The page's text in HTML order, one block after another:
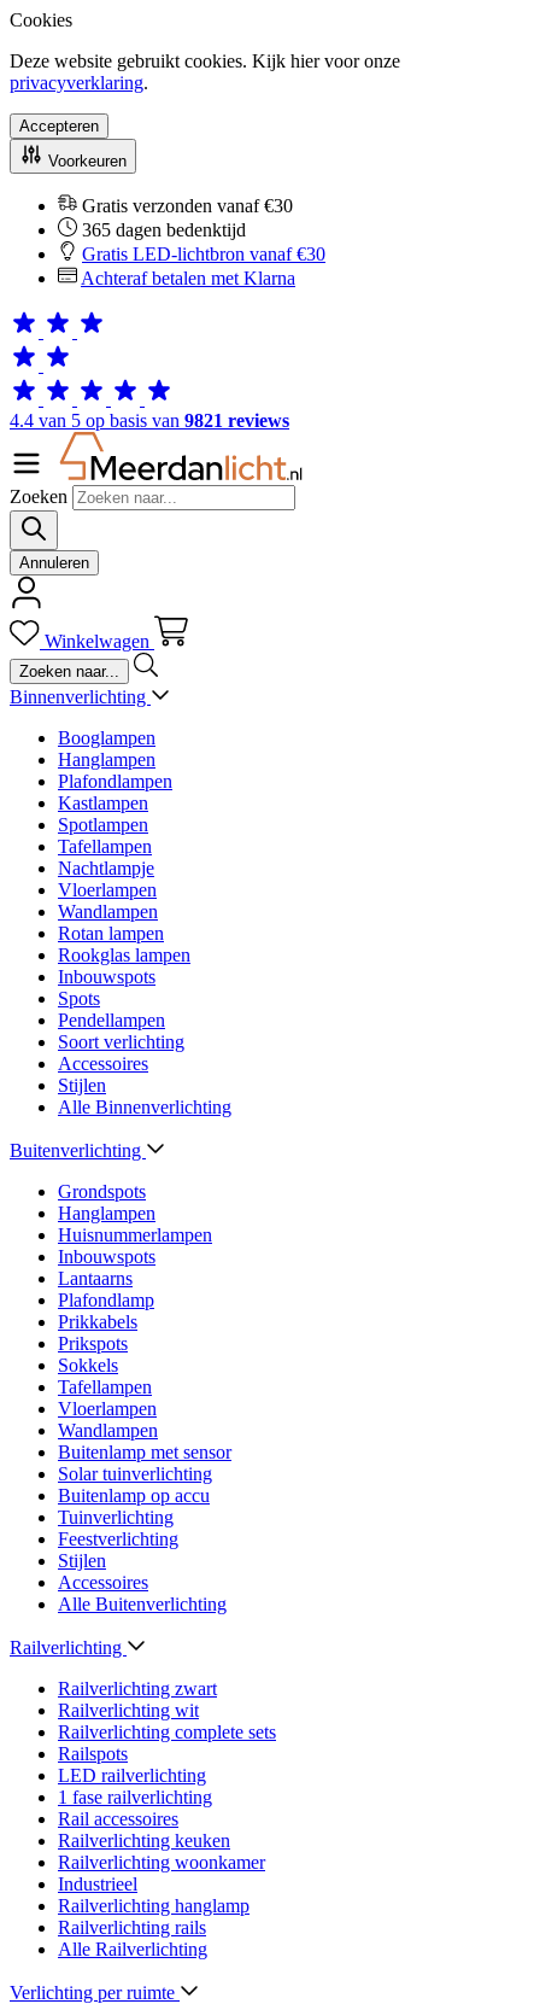
Cookies
Deze website gebruikt cookies. Kijk hier voor onze
privacyverklaring.
Accepteren
Voorkeuren
Gratis verzonden vanaf €30
365 dagen bedenktijd
Gratis LED-lichtbron vanaf €30
Achteraf betalen met Klarna
4.4 van 5 op basis van 9821 reviews
Zoeken
Annuleren
Winkelwagen
Binnenverlichting
Booglampen
Hanglampen
Plafondlampen
Kastlampen
Spotlampen
Tafellampen
Nachtlampje
Vloerlampen
Wandlampen
Rotan lampen
Rookglas lampen
Inbouwspots
Spots
Pendellampen
Soort verlichting
Accessoires
Stijlen
Alle Binnenverlichting
Buitenverlichting
Grondspots
Hanglampen
Huisnummerlampen
Inbouwspots
Lantaarns
Plafondlamp
Prikkabels
Prikspots
Sokkels
Tafellampen
Vloerlampen
Wandlampen
Buitenlamp met sensor
Solar tuinverlichting
Buitenlamp op accu
Tuinverlichting
Feestverlichting
Stijlen
Accessoires
Alle Buitenverlichting
Railverlichting
Railverlichting zwart
Railverlichting wit
Railverlichting complete sets
Railspots
LED railverlichting
1 fase railverlichting
Rail accessoires
Railverlichting keuken
Railverlichting woonkamer
Industrieel
Railverlichting hanglamp
Railverlichting rails
Alle Railverlichting
Verlichting per ruimte